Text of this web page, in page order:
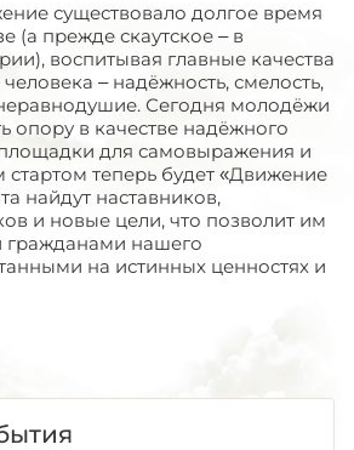
существовало долгое время
(а прежде скаутское – в
воспитывая главные качества
– надёжность, смелость,
Сегодня молодёжи
опору в качестве надёжного
для самовыражения и
стартом теперь будет «Движение
найдут наставников,
и новые цели, что позволит им
гражданами нашего
на истинных ценностях и